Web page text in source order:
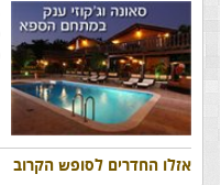
אזלו החדרים לסופש הקרוב